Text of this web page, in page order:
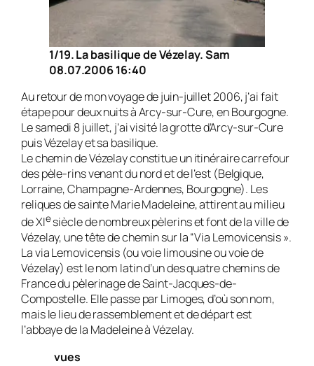
1/19. La basilique de Vézelay. Sam
08.07.2006 16:40
Au retour de mon voyage de juin-juillet 2006, j’ai fait
étape pour deux nuits à Arcy-sur-Cure, en Bourgogne.
Le samedi 8 juillet, j’ai visité la grotte d’Arcy-sur-Cure
puis Vézelay et sa basilique.
Le chemin de Vézelay constitue un itinéraire carrefour
des pèle-rins venant du nord et de l’est (Belgique,
Lorraine, Champagne-Ardennes, Bourgogne). Les
reliques de sainte Marie Madeleine, attirent au milieu
de XIesiècle de nombreux pèlerins et font de la ville de
Vézelay, une tête de chemin sur la “Via Lemovicensis ».
La via Lemovicensis (ou voie limousine ou voie de
Vézelay) est le nom latin d’un des quatre chemins de
France du pèlerinage de Saint-Jacques-de-
Compostelle. Elle passe par Limoges, d’où son nom,
mais le lieu de rassemblement et de départ est
l’abbaye de la Madeleine à Vézelay.
vues